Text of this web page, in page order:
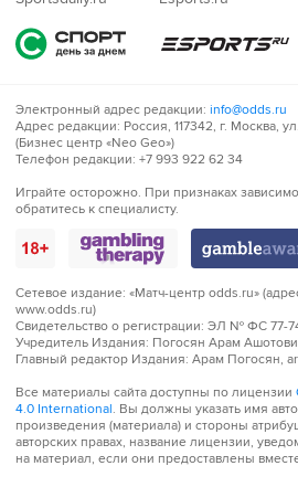
Электронный адрес редакции: info@odds.ru
Адрес редакции: Россия, 117342, г. Москва,
(Бизнес центр «Neo Geo»)
Телефон редакции: +7 993 922 62 34
Играйте
осторожно!
Играйте осторожно. При признаках
обратитесь к специалисту.
Сетевое издание: «Матч-центр odds.ru»
www.odds.ru)
Свидетельство о регистрации: ЭЛ № ФС 77-
Учредитель Издания: Погосян Арам
Главный редактор Издания: Арам Погосян,
Все материалы сайта доступны по лицензии
4.0 International. Вы должны указать имя
произведения (материала) и стороны
авторских правах, название лицензии,
на материал, если они предоставлены